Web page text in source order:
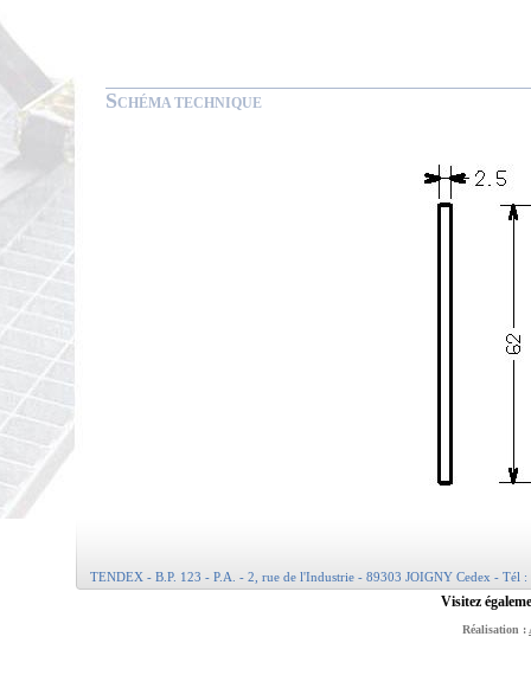
SCHÉMA TECHNIQUE
TENDEX - B.P. 123 - P.A. - 2, rue de l'Industrie - 89303 JOIGNY Cedex - Tél
Visitez
Réalisation :